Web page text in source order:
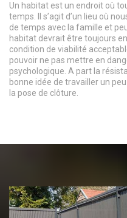
Un habitat est un endroit où
temps. Il s’agit d’un lieu où
de temps avec la famille et
habitat devrait être toujours
condition de viabilité
pouvoir ne pas mettre en
psychologique. A part la
bonne idée de travailler un
la pose de clôture.